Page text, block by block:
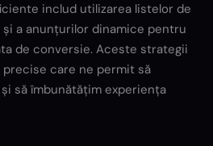
includ utilizarea listelor de
a anunțurilor dinamice pentru
de conversie. Aceste strategii
care ne permit să
să îmbunătățim experiența